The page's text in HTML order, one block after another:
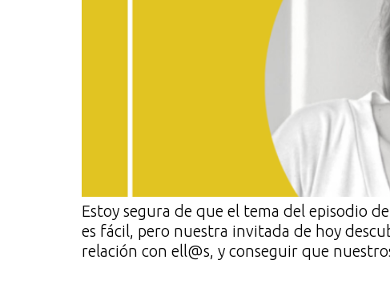
Estoy segura de que el tema del episodio
es fácil, pero nuestra invitada de hoy
relación con ell@s, y conseguir que